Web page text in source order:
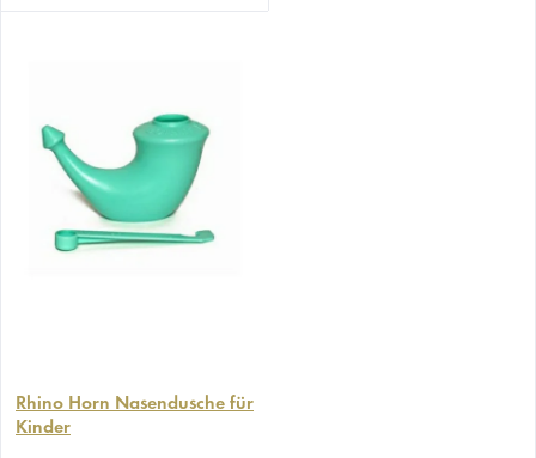
durchschnittliche
Produktbewertung
Rhino Horn Nasendusche für
Kinder